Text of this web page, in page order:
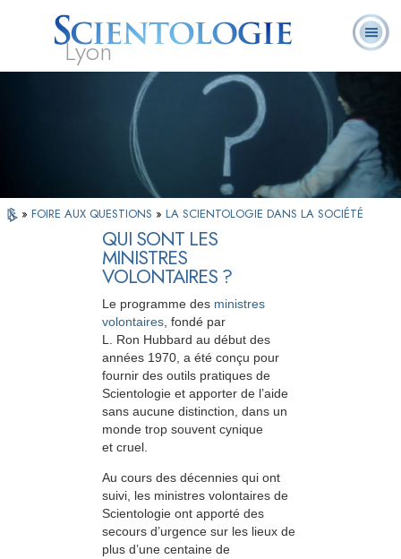
Lyon
Qu’est-ce que la
Scientologie ?
Ministres
volontaires
Foire aux
questions
» FOIRE AUX QUESTIONS » LA SCIENTOLOGIE DANS LA SOCIÉTÉ
QUI SONT LES
MINISTRES
VOLONTAIRES ?
Le programme des ministres
volontaires , fondé par
L. Ron Hubbard au début des
années 1970, a été conçu pour
fournir des outils pratiques de
Scientologie et apporter de l’aide
sans aucune distinction, dans un
monde trop souvent cynique
et cruel.
Au cours des décennies qui ont
suivi, les ministres volontaires de
Scientologie ont apporté des
secours d’urgence sur les lieux de
plus d’une centaine de